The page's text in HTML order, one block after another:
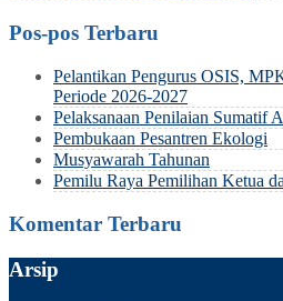
Pos-pos Terbaru
Pelantikan Pengurus OSIS,
Periode 2026-2027
Pelaksanaan Penilaian Sumatif
Pembukaan Pesantren Ekologi
Musyawarah Tahunan
Pemilu Raya Pemilihan Ketua
Komentar Terbaru
Arsip